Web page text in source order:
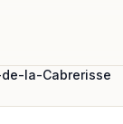
la-Cabrerisse